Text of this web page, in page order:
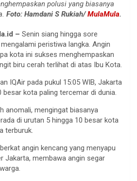
polusi yang biasanya
Foto: Hamdani S Rukiah/MulaMula.
– Senin siang hingga sore
peristiwa langka. Angin
kota ini sukses menghempaskan
biru cerah terlihat di atas Ibu Kota.
IQAir pada pukul 15:05 WIB, Jakarta
besar kota paling tercemar di dunia.
anomali, mengingat biasanya
di urutan 5 hingga 10 besar kota
terburuk.
angin kencang yang menyapu
Jakarta, membawa angin segar